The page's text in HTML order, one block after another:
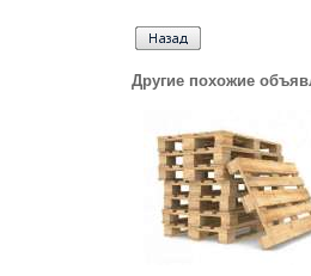
Другие похожие